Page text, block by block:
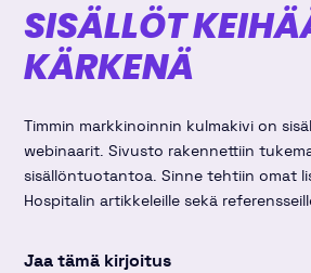
SISÄLLÖT
KÄRKENÄ
Timmin markkinoinnin kulmakivi on
webinaarit. Sivusto rakennettiin
sisällöntuotantoa. Sinne tehtiin omat
Hospitalin artikkeleille sekä
Jaa tämä kirjoitus